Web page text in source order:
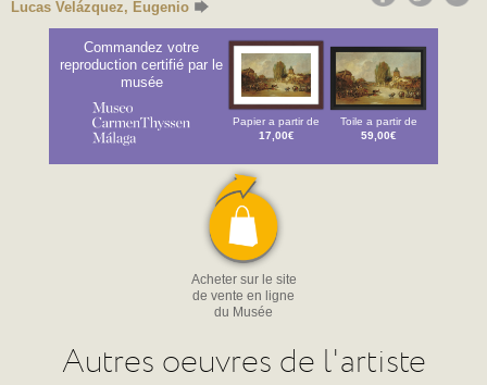
Lucas Velázquez, Eugenio
Commandez votre
reproduction certifié par le
musée
Papier a partir de
17,00€
Toile a partir de
59,00€
Acheter sur le site
de vente en ligne
du Musée
Autres oeuvres de l'artiste